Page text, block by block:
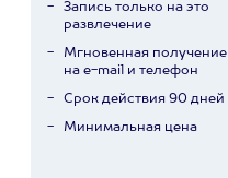
Запись только на это
развлечение
Мгновенная получение
на e-mail и телефон
Срок действия 90 дней
Минимальная цена